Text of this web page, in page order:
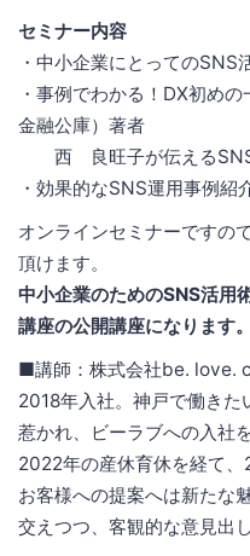
セミナー内容
・中小企業にとってのSNS
・事例でわかる！DX初め
金融公庫）著者
西 良旺子が伝えるSNS
・効果的なSNS運用事例紹
オンラインセミナーですの
頂けます。
中小企業のためのSNS活用
講座の公開講座になります。
■講師：株式会社be. love.
2018年入社。神戸で働きた
惹かれ、ビーラブへの入社を
2022年の産休育休を経て、
お客様への提案へは新たな
交えつつ、客観的な意見出